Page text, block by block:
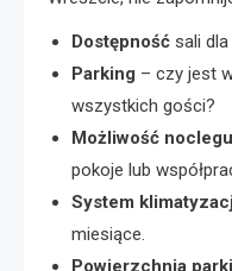
Dostępność sali
Parking – czy jest
wszystkich gości?
Możliwość noclegu
pokoje lub
System
miesiące.
Powierzchnia